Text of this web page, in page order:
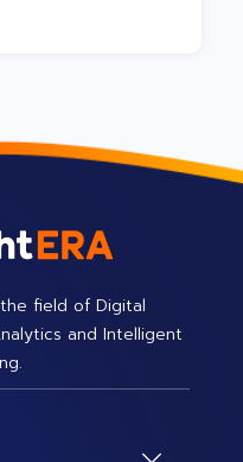
field of Digital
and Intelligent